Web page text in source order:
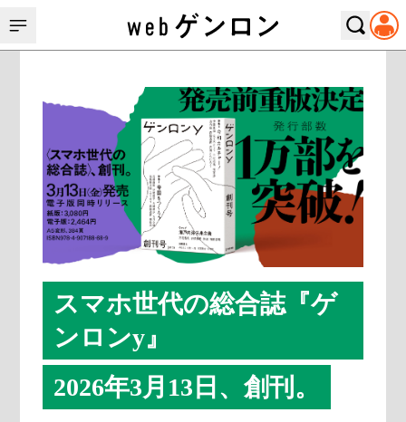
スマホ世代の総合誌『ゲ
ンロンy』
2026年3月13日、創刊。